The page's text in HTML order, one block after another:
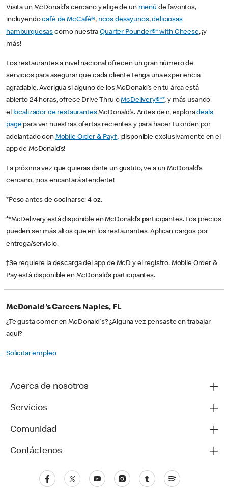
Visita un McDonald’s cercano y elige de un menú de favoritos,
incluyendocafé de McCafé®, ricos desayunos,deliciosas
hamburguesas como nuestraQuarter Pounder®* with Cheese, ¡y
más!
Los restaurantes a nivel nacional ofrecen un gran número de
servicios para asegurar que cada cliente tenga una experiencia
agradable. Averigua si alguno de los McDonald’s en tu área está
abierto 24 horas, ofrece Drive Thru oMcDelivery®**, y más usando
el localizador de restaurantesMcDonald’s. Antes de ir, exploradeals
pagepara ver nuestras ofertas recientes y para hacer tu orden por
adelantado con Mobile Order & Pay†, ¡disponible exclusivamente en el
app de McDonald’s!
La próxima vez que quieras darte un gustito, ve a un McDonald’s
cercano, ¡nos encantará atenderte!
*Peso antes de cocinarse: 4 oz.
**McDelivery está disponible en McDonald’s participantes. Los precios
pueden ser más altos que en los restaurantes. Aplican cargos por
entrega/servicio.
†Se requiere la descarga del app de McD y el registro. Mobile Order &
Pay está disponible en McDonald’s participantes.
McDonald's Careers Naples, FL
¿Te gusta comer en McDonald's? ¿Alguna vez pensaste en trabajar
aquí?
Solicitar empleo
Acerca de nosotros
Servicios
Comunidad
Contáctenos